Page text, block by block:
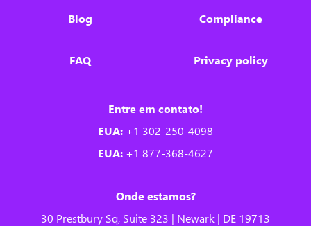
Blog
FAQ
Compliance
Privacy policy
Entre em contato!
EUA: +1 302-250-4098
EUA: +1 877-368-4627
Onde estamos?
30 Prestbury Sq, Suite 323 | Newark | DE 19713